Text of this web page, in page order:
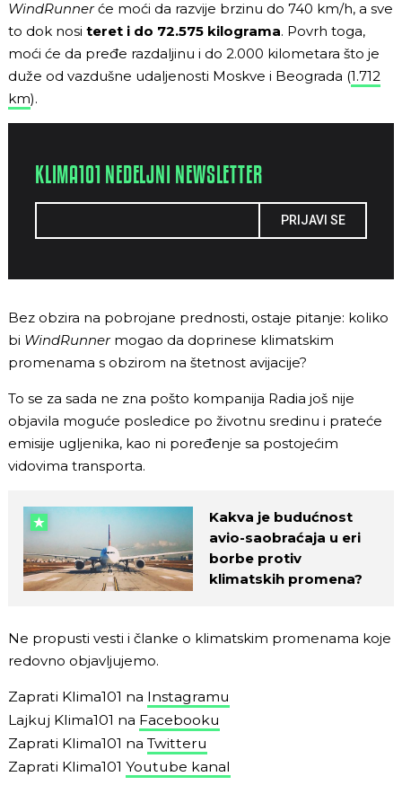
WindRunnerće moći da razvije brzinu do 740 km/h, a sve
to dok nosi teret i do 72.575 kilograma. Povrh toga,
moći će da pređe razdaljinu i do 2.000 kilometara što je
duže od vazdušne udaljenosti Moskve i Beograda (1.712
km).
KLIMA101 NEDELJNI NEWSLETTER
PRIJAVI SE
Bez obzira na pobrojane prednosti, ostaje pitanje: koliko
bi WindRunnermogao da doprinese klimatskim
promenama s obzirom na štetnost avijacije?
To se za sada ne zna pošto kompanija Radia još nije
objavila moguće posledice po životnu sredinu i prateće
emisije ugljenika, kao ni poređenje sa postojećim
vidovima transporta.
Kakva je budućnost
avio-saobraćaja u eri
borbe protiv
klimatskih promena?
Ne propusti vesti i članke o klimatskim promenama koje
redovno objavljujemo.
Zaprati Klima101 na Instagramu
Lajkuj Klima101 na Facebooku
Zaprati Klima101 na Twitteru
Zaprati Klima101 Youtube kanal